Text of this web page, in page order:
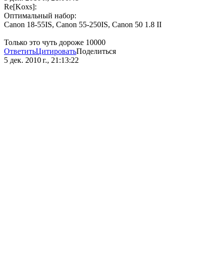
Re[Koxs]:
Оптимальный набор:
Canon 18-55IS, Canon 55-250IS, Canon 50 1.8 II
Только это чуть дороже 10000
ОтветитьЦитироватьПоделиться
5 дек. 2010 г., 21:13:22